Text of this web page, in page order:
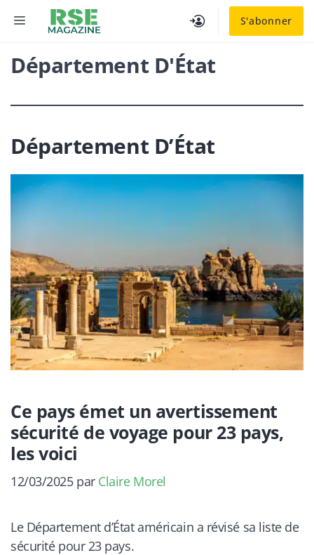
S'abonner
MENU
Département D'État
Département D’État
Ce pays émet un avertissement
sécurité de voyage pour 23 pays,
les voici
12/03/2025 par Claire Morel
Le Département d’État américain a révisé sa liste de
sécurité pour 23 pays.